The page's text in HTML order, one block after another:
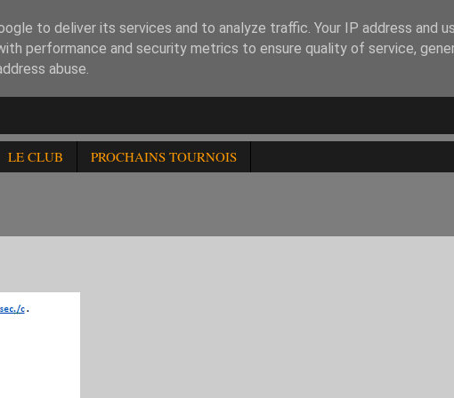
LE CLUB PROCHAINS TOURNOIS
to deliver its services and to analyze traffic. Your IP address and
performance and security metrics to ensure quality of service,
abuse.